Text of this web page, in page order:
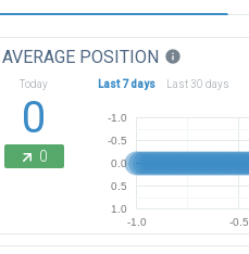
AVERAGE POSITION info
Today
0
0
Last 7 days Last 30 days
-1.0 -0.5
-1.0
-0.5
0.0
0.5
1.0